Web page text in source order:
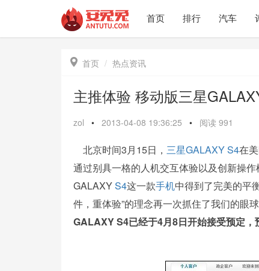
首页 排行 汽车
 首页 热点资讯
主推体验 移动版三星
zol • 2013-04-08 19:36:25 • 阅读 991
北京时间3月15日， 三星GALAXY S4在
通过别具一格的人机交互体验以及创新操
GALAXYS4这一款手机中得到了完美的平
件，重体验”的理念再一次抓住了我们的眼
GALAXY S4已经于4月8日开始接受预定，